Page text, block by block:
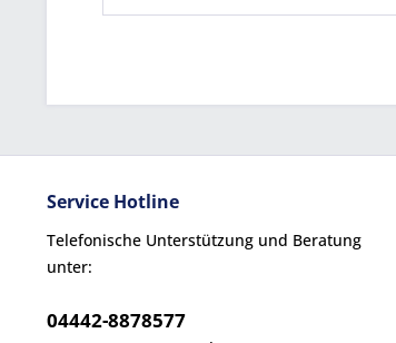
Service Hotline
Telefonische Unterstützung und Beratung
unter:
04442-8878577